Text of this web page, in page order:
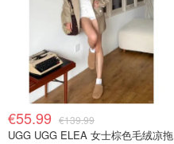
€55.99 €139.99
UGG UGG ELEA 女士棕色毛绒凉拖